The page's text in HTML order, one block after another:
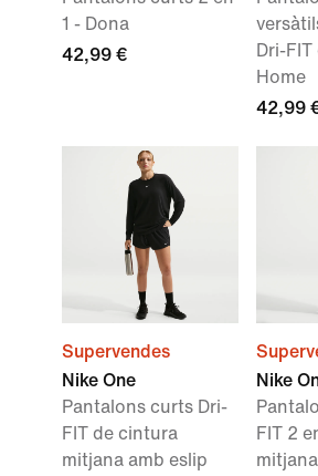
1 - Dona
42,99 €
Dri-
Home
42,99
Supervendes
Nike One
Pantalons curts Dri-
FIT de cintura
mitjana amb eslip
Nike
FIT 2